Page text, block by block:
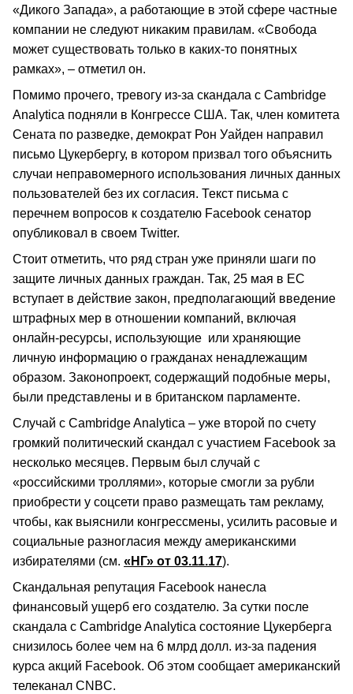
«Дикого Запада», а работающие в этой сфере частные
компании не следуют никаким правилам. «Свобода
может существовать только в каких-то понятных
рамках», – отметил он.
Помимо прочего, тревогу из-за скандала с Cambridge
Analytica подняли в Конгрессе США. Так, член комитета
Сената по разведке, демократ Рон Уайден направил
письмо Цукербергу, в котором призвал того объяснить
случаи неправомерного использования личных данных
пользователей без их согласия. Текст письма с
перечнем вопросов к создателю Facebook сенатор
опубликовал в своем Twitter.
Стоит отметить, что ряд стран уже приняли шаги по
защите личных данных граждан. Так, 25 мая в ЕС
вступает в действие закон, предполагающий введение
штрафных мер в отношении компаний, включая
онлайн-ресурсы, использующие или храняющие
личную информацию о гражданах ненадлежащим
образом. Законопроект, содержащий подобные меры,
были представлены и в британском парламенте.
Случай с Cambridge Analytica – уже второй по счету
громкий политический скандал с участием Facebook за
несколько месяцев. Первым был случай с
«российскими троллями», которые смогли за рубли
приобрести у соцсети право размещать там рекламу,
чтобы, как выяснили конгрессмены, усилить расовые и
социальные разногласия между американскими
избирателями (см. «НГ» от 03.11.17).
Скандальная репутация Facebook нанесла
финансовый ущерб его создателю. За сутки после
скандала с Cambridge Analytica состояние Цукерберга
снизилось более чем на 6 млрд долл. из-за падения
курса акций Facebook. Об этом сообщает американский
телеканал CNBC.